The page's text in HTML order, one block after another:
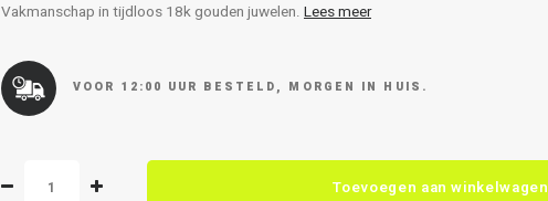
Vakmanschap in tijdloos 18k gouden juwelen. Lees meer
VOOR 12:00 UUR BESTELD, MORGEN IN HUIS.
Toevoegen aan winkelwagen